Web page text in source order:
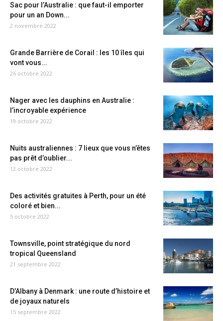
Sac pour l’Australie : que faut-il emporter
pour un an Down...
2 novembre 2022
Grande Barrière de Corail : les 10 îles qui
vont vous...
26 octobre 2022
Nager avec les dauphins en Australie :
l’incroyable expérience
19 octobre 2022
Nuits australiennes : 7 lieux que vous n’êtes
pas prêt d’oublier...
12 octobre 2022
Des activités gratuites à Perth, pour un été
coloré et bien...
5 octobre 2022
Townsville, point stratégique du nord
tropical Queensland
21 septembre 2022
D’Albany à Denmark : une route d’histoire et
de joyaux naturels
15 septembre 2022